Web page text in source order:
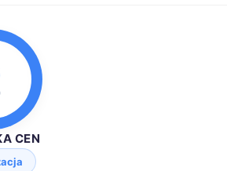
CEN